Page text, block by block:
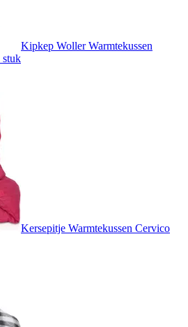
Kipkep Woller Warmtekussen
stuk
Kersepitje Warmtekussen Cervico